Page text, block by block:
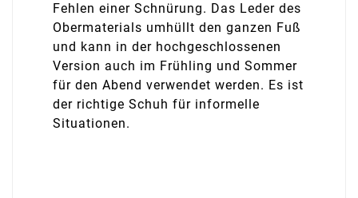
Fehlen einer Schnürung. Das Leder des
Obermaterials umhüllt den ganzen Fuß
und kann in der hochgeschlossenen
Version auch im Frühling und Sommer
für den Abend verwendet werden. Es ist
der richtige Schuh für informelle
Situationen.